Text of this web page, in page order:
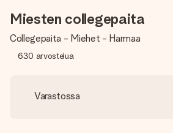
Miesten collegepaita
Collegepaita - Miehet - Harmaa
630 arvostelua
Varastossa